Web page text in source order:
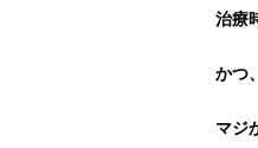
治療
かつ
マ